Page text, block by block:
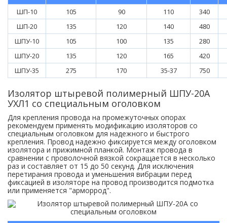
ШП-10 105 90 110
340
ШП-20
135 120 140
480
ШПУ-10
105 100 135
280
ШПУ-20
135 120 165
420
ШПУ-35
275 170 35-37 750
Изолятор штыревой полимерный ШПУ-20А
УХЛ1 со специальным оголовком
Для крепления провода на промежуточных опорах
рекомендуем применять модификацию изоляторов со
специальным оголовком для надежного и быстрого
крепления. Провод надежно фиксируется между оголовком
изолятора и прижимной планкой. Монтаж провода в
сравнении с проволочной вязкой сокращается в несколько
раз и составляет от 15 до 50 секунд. Для исключения
перетирания провода и уменьшения вибрации перед
фиксацией в изоляторе на провод производится подмотка
или применяется "арморрод".